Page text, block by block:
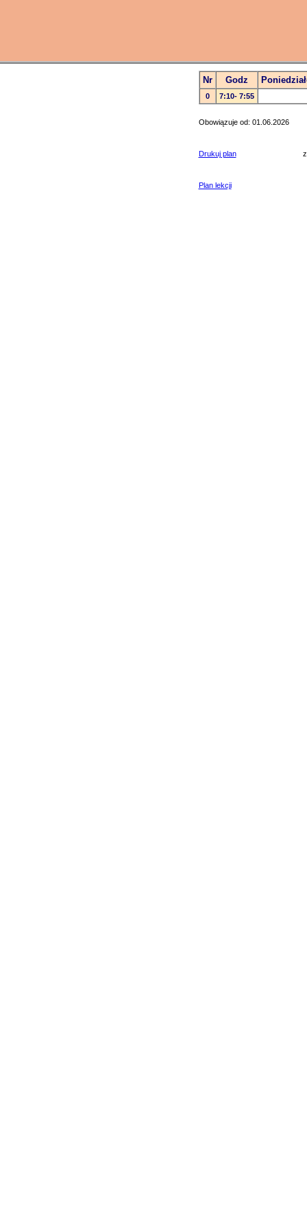
Nr Godz
0 7:10- 7:55
Obowiązuje od: 01.06.2026
Drukuj plan
Plan lekcji